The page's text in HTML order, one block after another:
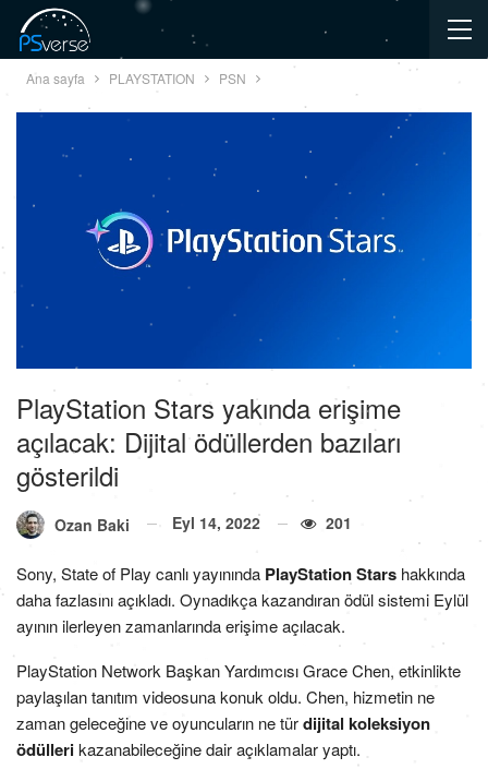
Ana sayfa PLAYSTATION PSN
PlayStation Stars yakında erişime
açılacak: Dijital ödüllerden bazıları
gösterildi
Ozan Baki Eyl 14, 2022 201
Sony, State of Play canlı yayınında PlayStation Stars hakkında
daha fazlasını açıkladı. Oynadıkça kazandıran ödül sistemi Eylül
ayının ilerleyen zamanlarında erişime açılacak.
PlayStation Network Başkan Yardımcısı Grace Chen, etkinlikte
paylaşılan tanıtım videosuna konuk oldu. Chen, hizmetin ne
zaman geleceğine ve oyuncuların ne türdijital koleksiyon
ödüllerikazanabileceğine dair açıklamalar yaptı.